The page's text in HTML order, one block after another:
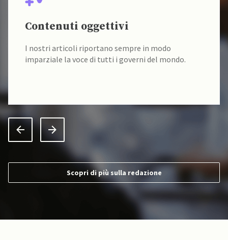
Contenuti oggettivi
I nostri articoli riportano sempre in modo
imparziale la voce di tutti i governi del mondo.
Scopri di più sulla redazione